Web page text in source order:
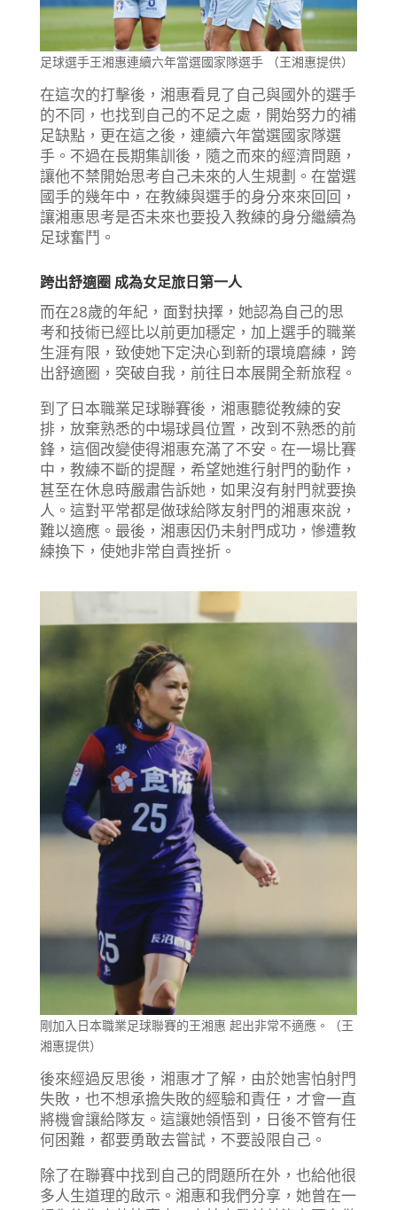
足球選手王湘惠連續六年當選國家隊選手 （王湘惠提供）
在這次的打擊後，湘惠看見了自己與國外的選手
的不同，也找到自己的不足之處，開始努力的補
足缺點，更在這之後，連續六年當選國家隊選
手。不過在長期集訓後，隨之而來的經濟問題，
讓他不禁開始思考自己未來的人生規劃。在當選
國手的幾年中，在教練與選手的身分來來回回，
讓湘惠思考是否未來也要投入教練的身分繼續為
足球奮鬥。
跨出舒適圈 成為女足旅日第一人
而在28歲的年紀，面對抉擇，她認為自己的思
考和技術已經比以前更加穩定，加上選手的職業
生涯有限，致使她下定決心到新的環境磨練，跨
出舒適圈，突破自我，前往日本展開全新旅程。
到了日本職業足球聯賽後，湘惠聽從教練的安
排，放棄熟悉的中場球員位置，改到不熟悉的前
鋒，這個改變使得湘惠充滿了不安。在一場比賽
中，教練不斷的提醒，希望她進行射門的動作，
甚至在休息時嚴肅告訴她，如果沒有射門就要換
人。這對平常都是做球給隊友射門的湘惠來說，
難以適應。最後，湘惠因仍未射門成功，慘遭教
練換下，使她非常自責挫折。
剛加入日本職業足球聯賽的王湘惠 起出非常不適應。（王
湘惠提供）
後來經過反思後，湘惠才了解，由於她害怕射門
失敗，也不想承擔失敗的經驗和責任，才會一直
將機會讓給隊友。這讓她領悟到，日後不管有任
何困難，都要勇敢去嘗試，不要設限自己。
除了在聯賽中找到自己的問題所在外，也給他很
多人生道理的啟示。湘惠和我們分享，她曾在一